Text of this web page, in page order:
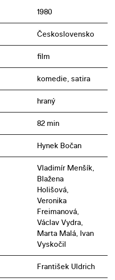
1980
Československo
film
komedie, satira
hraný
82 min
Hynek Bočan
Vladimír Menšík,
Blažena
Holišová,
Veronika
Freimanová,
Václav Vydra,
Marta Malá, Ivan
Vyskočil
František Uldrich